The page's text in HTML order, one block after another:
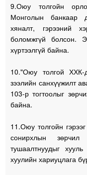
9.Оюу толгойн
Монголын банкаар
хяналт, гэрээний
боломжгүй болсон.
хүртээлгүй байна.
10."Оюу толгой ХХК-
зээлийн санхүүжилт
103-р тогтоолыг
байна.
11.Оюу толгойн
сонирхлын
тушаалтнуудыг
хуулийн хариуцлага